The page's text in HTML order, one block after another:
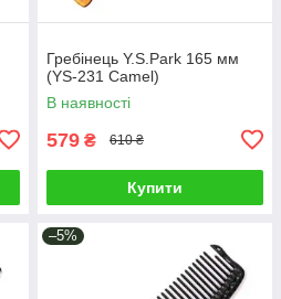
Гребінець Y.S.Park 165 мм
(YS-231 Camel)
В наявності
579 ₴ 610 ₴
Купити
–5%